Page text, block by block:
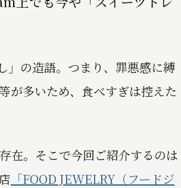
」の造語。つまり、罪悪感に縛
が多いため、食べすぎは控えた
在。そこで今回ご紹介するのは
「FOOD JEWELRY（フードジ